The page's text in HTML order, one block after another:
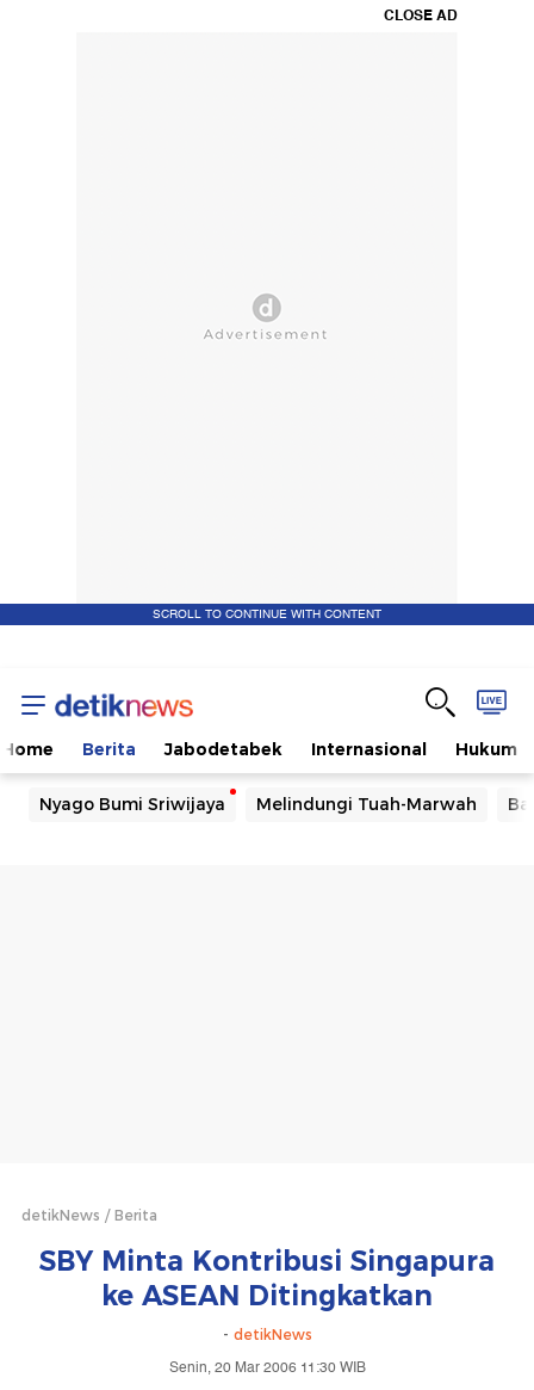
CLOSE AD
SCROLL TO CONTINUE WITH CONTENT
Home Berita Jabodetabek Internasional Hukum
Nyago Bumi Sriwijaya Melindungi Tuah-Marwah
detikNews Berita
SBY Minta Kontribusi Singapura
ke ASEAN Ditingkatkan
- detikNews
Senin, 20 Mar 2006 11:30 WIB